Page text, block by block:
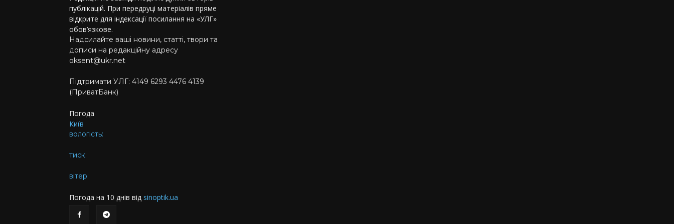
публікацій. При передруці матеріалів пряме
відкрите для індексації посилання на «УЛГ»
обов’язкове.
Надсилайте ваші новини, статті, твори та
дописи на редакційну адресу
oksent@ukr.net
Підтримати УЛГ: 4149 6293 4476 4139
(ПриватБанк)
Погода
Київ
вологість:
тиск:
вітер:
Погода на 10 днів від sinoptik.ua